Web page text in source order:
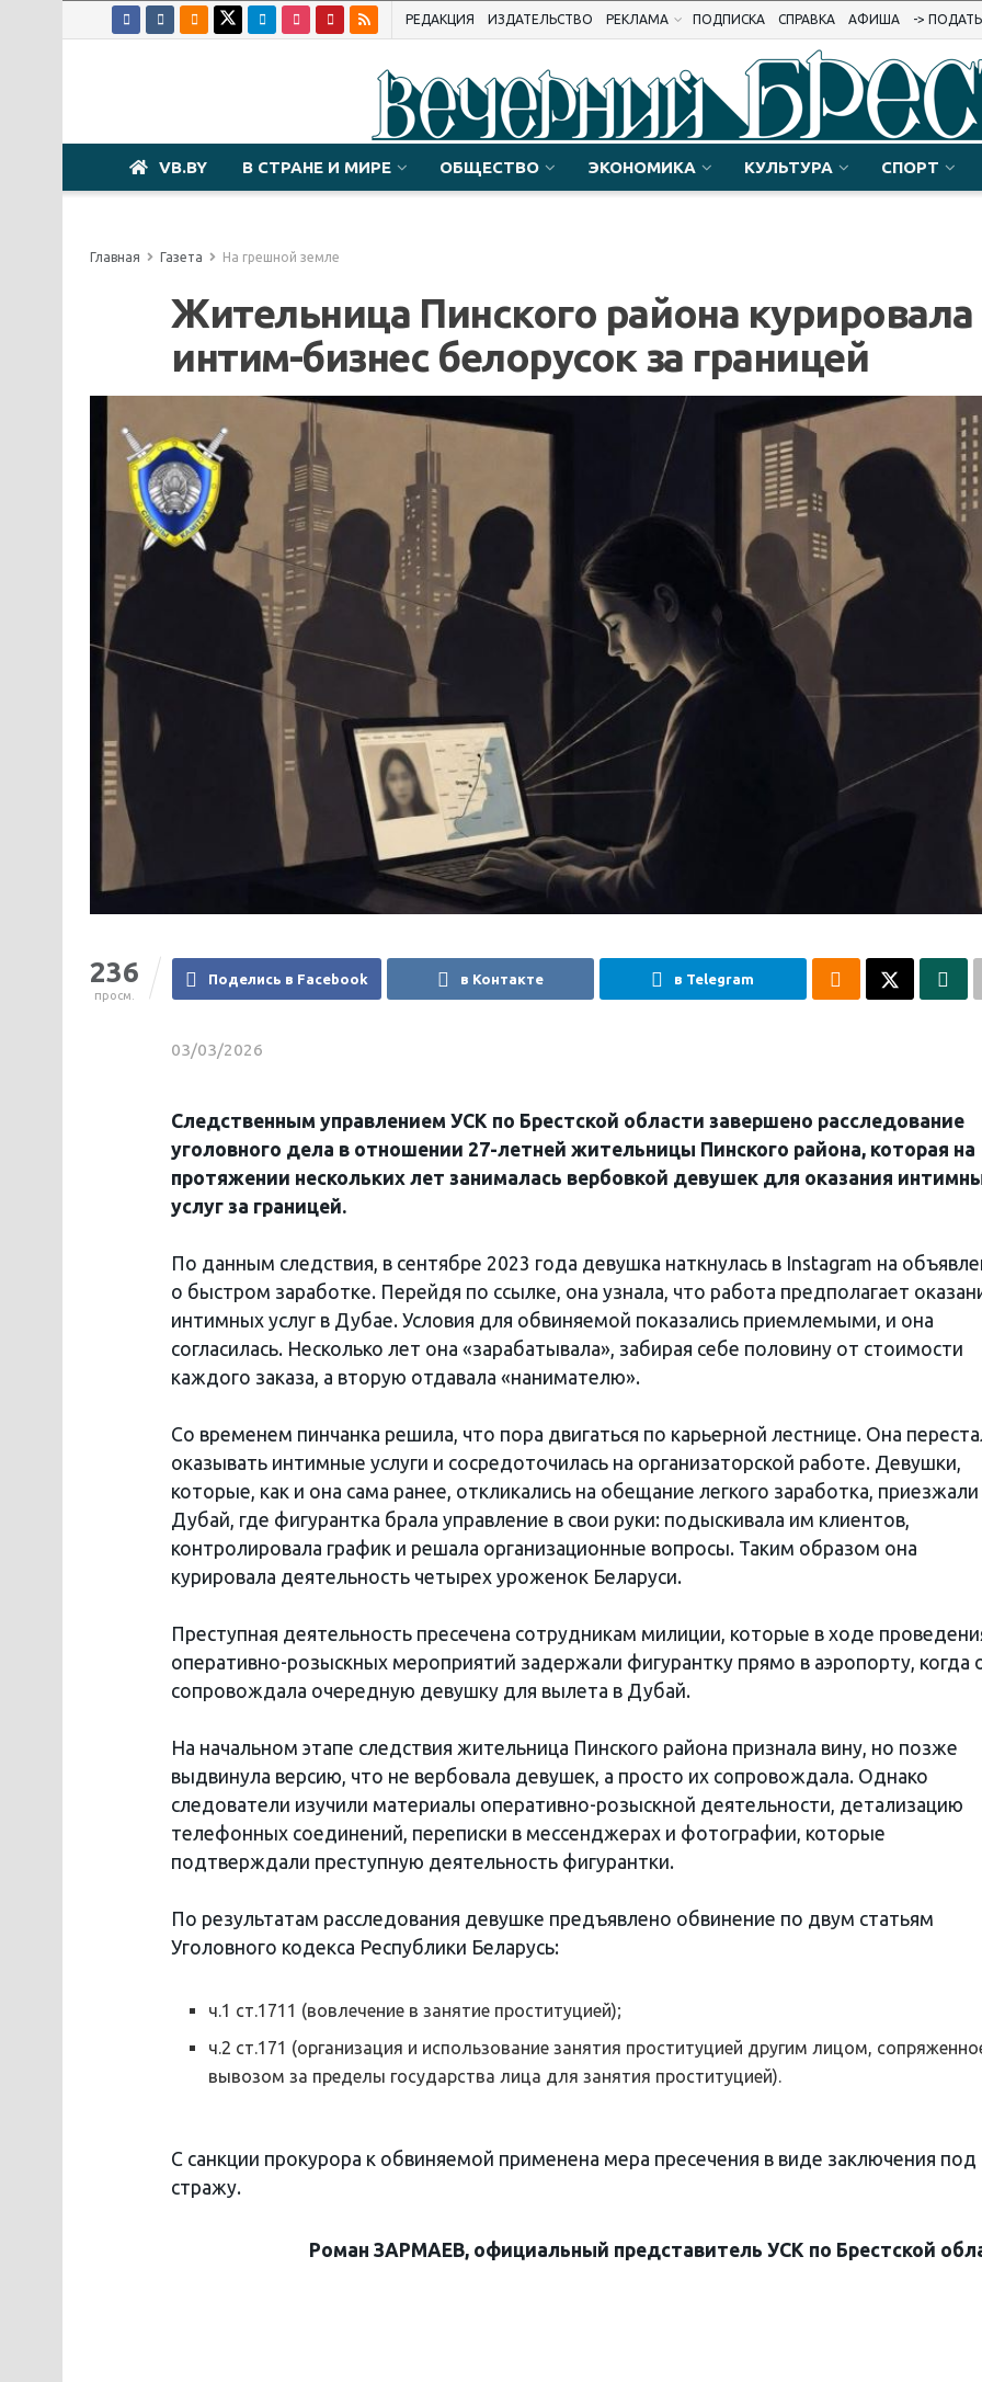
РЕДАКЦИЯ ИЗДАТЕЛЬСТВО РЕКЛАМА ПОДПИСКА СПРАВКА АФИША ->
VB.BY В СТРАНЕ И МИРЕ ОБЩЕСТВО ЭКОНОМИКА КУЛЬТУРА СПОРТ
Главная Газета На грешной земле
Жительница Пинского района курировала
интим-бизнес белорусок за границей
236
просм.
Поделись в Facebook в Контакте в Telegram
03/03/2026
Следственным управлением УСК по Брестской области завершено расследование
уголовного дела в отношении 27-летней жительницы Пинского района, которая на
протяжении нескольких лет занималась вербовкой девушек для оказания
услуг за границей.
По данным следствия, в сентябре 2023 года девушка наткнулась в Instagram на
о быстром заработке. Перейдя по ссылке, она узнала, что работа предполагает
интимных услуг в Дубае. Условия для обвиняемой показались приемлемыми, и она
согласилась. Несколько лет она «зарабатывала», забирая себе половину от стоимости
каждого заказа, а вторую отдавала «нанимателю».
Со временем пинчанка решила, что пора двигаться по карьерной лестнице. Она
оказывать интимные услуги и сосредоточилась на организаторской работе. Девушки,
которые, как и она сама ранее, откликались на обещание легкого заработка, приезжали
Дубай, где фигурантка брала управление в свои руки: подыскивала им клиентов,
контролировала график и решала организационные вопросы. Таким образом она
курировала деятельность четырех уроженок Беларуси.
Преступная деятельность пресечена сотрудникам милиции, которые в ходе
оперативно-розыскных мероприятий задержали фигурантку прямо в аэропорту, когда
сопровождала очередную девушку для вылета в Дубай.
На начальном этапе следствия жительница Пинского района признала вину, но позже
выдвинула версию, что не вербовала девушек, а просто их сопровождала. Однако
следователи изучили материалы оперативно-розыскной деятельности, детализацию
телефонных соединений, переписки в мессенджерах и фотографии, которые
подтверждали преступную деятельность фигурантки.
По результатам расследования девушке предъявлено обвинение по двум статьям
Уголовного кодекса Республики Беларусь:
ч.1 ст.1711 (вовлечение в занятие проституцией);
ч.2 ст.171 (организация и использование занятия проституцией другим лицом,
вывозом за пределы государства лица для занятия проституцией).
С санкции прокурора к обвиняемой применена мера пресечения в виде заключения под
стражу.
Роман ЗАРМАЕВ, официальный представитель УСК по Брестской